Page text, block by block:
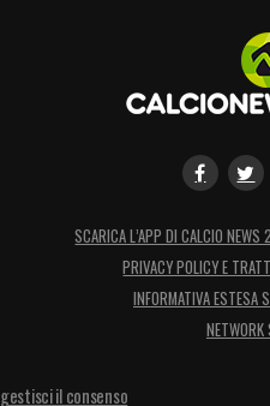
SCARICA L’APP DI CALCIO NEWS
PRIVACY POLICY E
INFORMATIVA ESTESA
NETWORK
gestisci il consenso